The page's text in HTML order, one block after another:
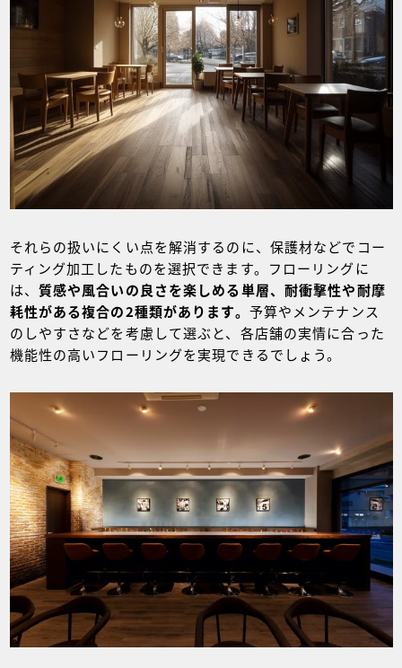
それらの扱いにくい点を解消するのに、保護材などでコー
ティング加工したものを選択できます。フローリングに
は、 質感や風合いの良さを楽しめる単層、耐衝撃性や耐摩
耗性がある複合の2種類があります。 予算やメンテナンス
のしやすさなどを考慮して選ぶと、各店舗の実情に合った
機能性の高いフローリングを実現できるでしょう。